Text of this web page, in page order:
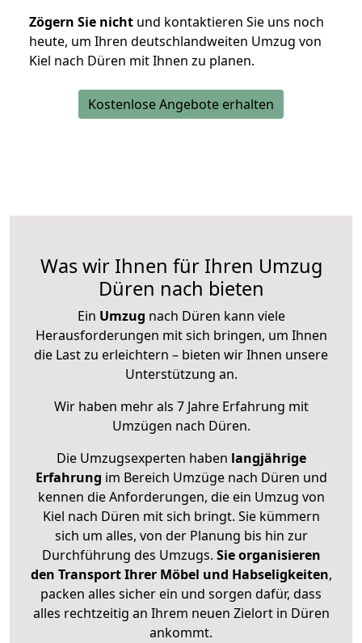
Zögern Sie nicht und kontaktieren Sie uns noch
heute, um Ihren deutschlandweiten Umzug von
Kiel nach Düren mit Ihnen zu planen.
Kostenlose Angebote erhalten
Was wir Ihnen für Ihren Umzug
Düren nach bieten
Ein Umzug nach Düren kann viele
Herausforderungen mit sich bringen, um Ihnen
die Last zu erleichtern – bieten wir Ihnen unsere
Unterstützung an.
Wir haben mehr als 7 Jahre Erfahrung mit
Umzügen nach Düren.
Die Umzugsexperten haben langjährige
Erfahrung im Bereich Umzüge nach Düren und
kennen die Anforderungen, die ein Umzug von
Kiel nach Düren mit sich bringt. Sie kümmern
sich um alles, von der Planung bis hin zur
Durchführung des Umzugs. Sie organisieren
den Transport Ihrer Möbel und Habseligkeiten,
packen alles sicher ein und sorgen dafür, dass
alles rechtzeitig an Ihrem neuen Zielort in Düren
ankommt.